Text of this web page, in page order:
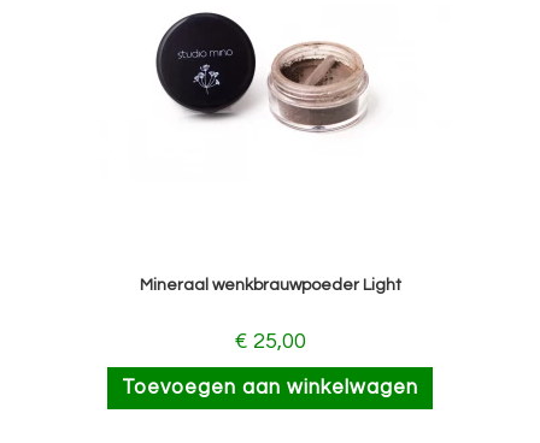
Mineraal wenkbrauwpoeder Light
€ 25,00
Toevoegen aan winkelwagen